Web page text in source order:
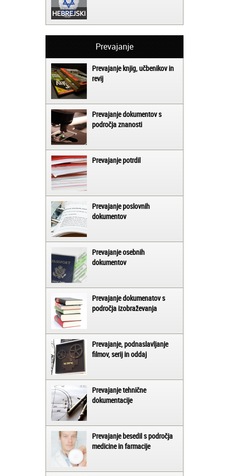
Prevajanje
Prevajanje knjig, učbenikov in
revij
Prevajanje dokumentov s
področja znanosti
Prevajanje potrdil
Prevajanje poslovnih
dokumentov
Prevajanje osebnih
dokumentov
Prevajanje dokumenatov s
področja izobraževanja
Prevajanje, podnaslavljanje
filmov, serij in oddaj
Prevajanje tehnične
dokumentacije
Prevajanje besedil s področja
medicine in farmacije